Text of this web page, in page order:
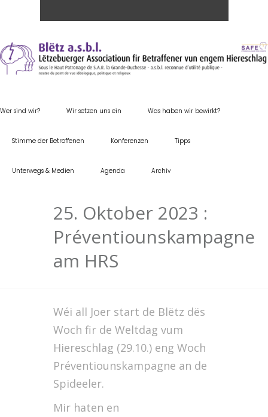
Wer sind wir? Wir setzen uns ein Was haben wir bewirkt?
Stimme der Betroffenen Konferenzen Tipps
Unterwegs & Medien Agenda Archiv
25. Oktober 2023 :
Préventiounskampagne
am HRS
Wéi all Joer start de Blëtz dës
Woch fir de Weltdag vum
Hiereschlag (29.10.) eng Woch
Préventiounskampagne an de
Spideeler.
Mir haten en